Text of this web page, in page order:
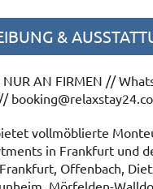
&
NUR AN FIRMEN //
vollmöblierte
in Frankfurt und
Offenbach,
Mörfelden-